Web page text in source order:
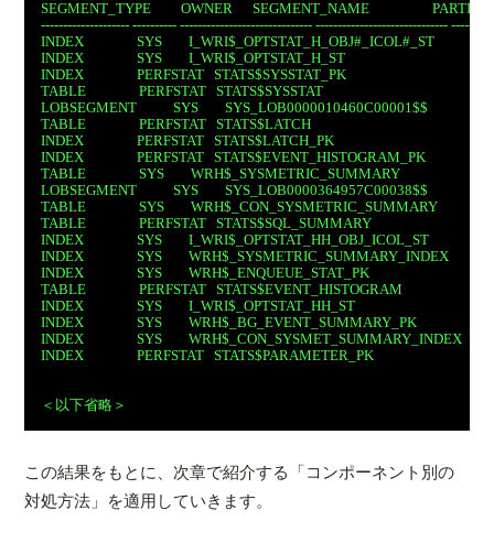
SEGMENT_TYPE         OWNER      SEGMENT_NAME
-------------------- ---------- ------------------------------ ------------------------------
INDEX                SYS        I_WRI$_OPTSTAT_H_OBJ#_ICOL#_ST
INDEX                SYS        I_WRI$_OPTSTAT_H_ST
INDEX                PERFSTAT   STATS$SYSSTAT_PK
TABLE                PERFSTAT   STATS$SYSSTAT
LOBSEGMENT           SYS        SYS_LOB0000010460C00001$$
TABLE                PERFSTAT   STATS$LATCH
INDEX                PERFSTAT   STATS$LATCH_PK
INDEX                PERFSTAT   STATS$EVENT_HISTOGRAM_PK
TABLE                SYS        WRH$_SYSMETRIC_SUMMARY
LOBSEGMENT           SYS        SYS_LOB0000364957C00038$$
TABLE                SYS        WRH$_CON_SYSMETRIC_SUMMARY
TABLE                PERFSTAT   STATS$SQL_SUMMARY
INDEX                SYS        I_WRI$_OPTSTAT_HH_OBJ_ICOL_ST
INDEX                SYS        WRH$_SYSMETRIC_SUMMARY_INDEX
INDEX                SYS        WRH$_ENQUEUE_STAT_PK
TABLE                PERFSTAT   STATS$EVENT_HISTOGRAM
INDEX                SYS        I_WRI$_OPTSTAT_HH_ST
INDEX                SYS        WRH$_BG_EVENT_SUMMARY_PK
INDEX                SYS        WRH$_CON_SYSMET_SUMMARY_INDEX
INDEX                PERFSTAT   STATS$PARAMETER_PK
＜以下省略＞
この結果をもとに、次章で紹介する「コンポーネント別の
対処方法」を適用していきます。